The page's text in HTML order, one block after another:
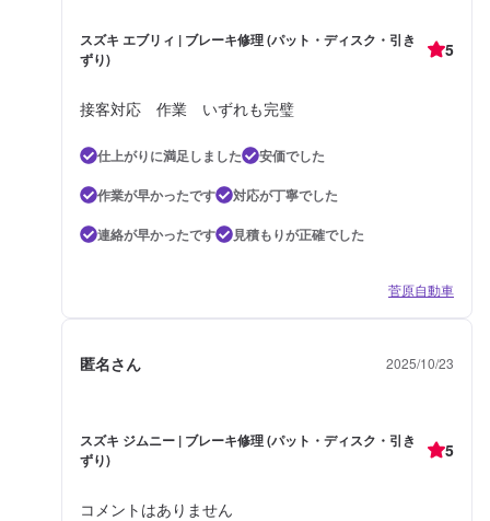
スズキ エブリィ | ブレーキ修理 (パット・ディスク・引き
ずり)
5
接客対応 作業 いずれも完璧
仕上がりに満足しました
安価でした
作業が早かったです
対応が丁寧でした
連絡が早かったです
見積もりが正確でした
菅原自動車
匿名さん 2025/10/23
スズキ ジムニー | ブレーキ修理 (パット・ディスク・引き
ずり)
5
コメントはありません